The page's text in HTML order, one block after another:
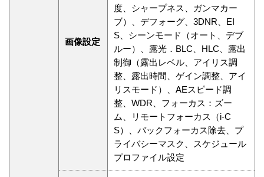
画像設定
度、シャープネス、ガンマカー
ブ）、デフォーグ、3DNR、EI
S、シーンモード（オート、デブ
ルー）、露光．BLC、HLC、露出
制御（露出レベル、アイリス調
整、露出時間、ゲイン調整、アイ
リスモード）、AEスピード調
整、WDR、フォーカス：ズー
ム、リモートフォーカス（i-C
S）、バックフォーカス除去、プ
ライバシーマスク、スケジュール
プロファイル設定